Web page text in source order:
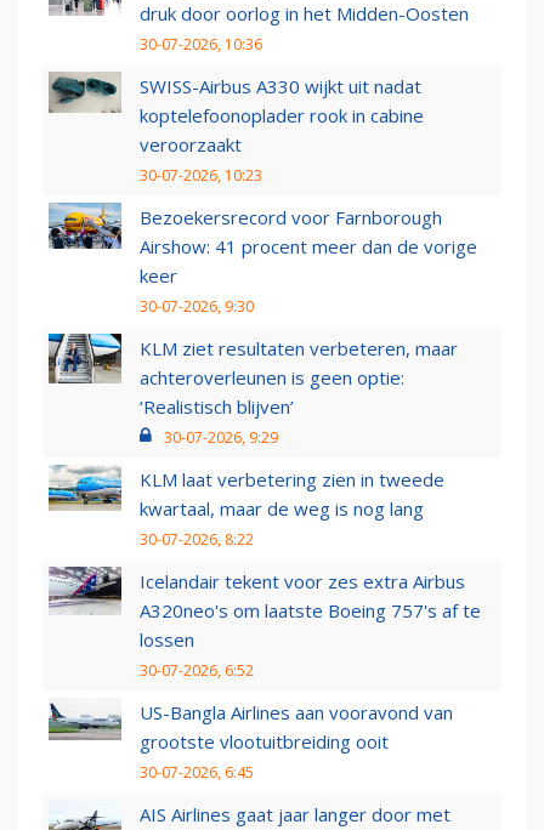
druk door oorlog in het Midden-Oosten
30-07-2026, 10:36
SWISS-Airbus A330 wijkt uit nadat
koptelefoonoplader rook in cabine
veroorzaakt
30-07-2026, 10:23
Bezoekersrecord voor Farnborough
Airshow: 41 procent meer dan de vorige
keer
30-07-2026, 9:30
KLM ziet resultaten verbeteren, maar
achteroverleunen is geen optie:
‘Realistisch blijven’
30-07-2026, 9:29
KLM laat verbetering zien in tweede
kwartaal, maar de weg is nog lang
30-07-2026, 8:22
Icelandair tekent voor zes extra Airbus
A320neo's om laatste Boeing 757's af te
lossen
30-07-2026, 6:52
US-Bangla Airlines aan vooravond van
grootste vlootuitbreiding ooit
30-07-2026, 6:45
AIS Airlines gaat jaar langer door met